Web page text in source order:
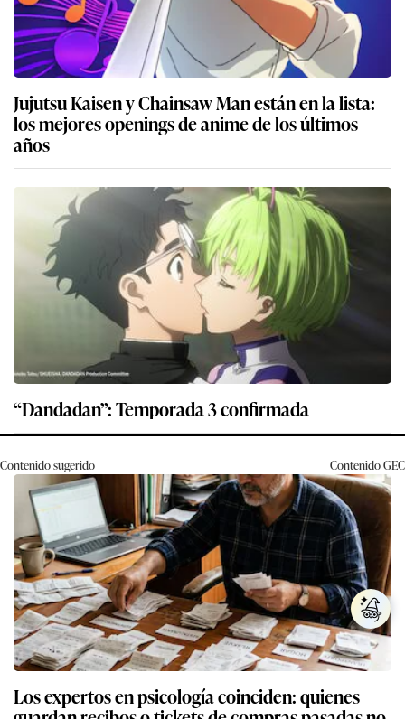
Jujutsu Kaisen y Chainsaw Man están en la lista:
los mejores openings de anime de los últimos
años
“Dandadan”: Temporada 3 confirmada
Contenido sugerido ContenidoGEC
Los expertos en psicología coinciden: quienes